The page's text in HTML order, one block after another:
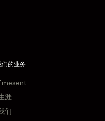
们的业务
涯
们